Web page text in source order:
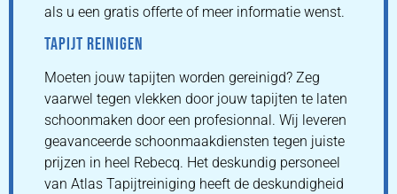
als u een gratis offerte of meer informatie wenst.
TAPIJT REINIGEN
Moeten jouw tapijten worden gereinigd? Zeg
vaarwel tegen vlekken door jouw tapijten te laten
schoonmaken door een profesionnal. Wij leveren
geavanceerde schoonmaakdiensten tegen juiste
prijzen in heel Rebecq. Het deskundig personeel
van Atlas Tapijtreiniging heeft de deskundigheid